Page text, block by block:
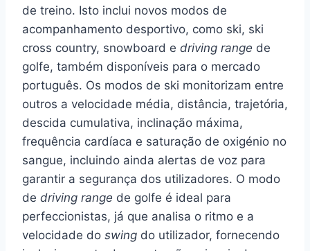
de treino. Isto inclui novos modos de
acompanhamento desportivo, como ski, ski
cross country, snowboard e driving range de
golfe, também disponíveis para o mercado
português. Os modos de ski monitorizam entre
outros a velocidade média, distância, trajetória,
descida cumulativa, inclinação máxima,
frequência cardíaca e saturação de oxigénio no
sangue, incluindo ainda alertas de voz para
garantir a segurança dos utilizadores. O modo
de driving range de golfe é ideal para
perfeccionistas, já que analisa o ritmo e a
velocidade do swing do utilizador, fornecendo